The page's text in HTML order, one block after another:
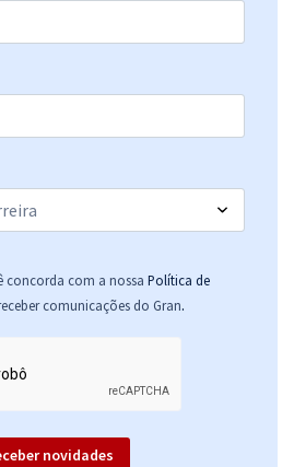
concorda com a nossa Política de
comunicações do Gran.
novidades